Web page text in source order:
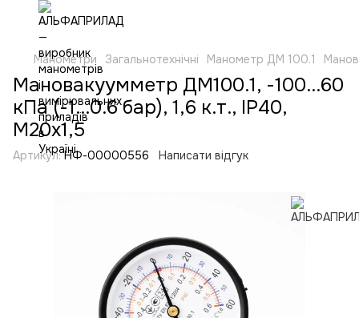
Манометри Загальнотехнічні Манометр ДМ 100.1
Мановакуумметр ДМ100.1, -100...60
кПа (-1...0.6 бар), 1,6 к.т., IP40,
М20х1,5
Артикул:НФ-00000556 Написати відгук